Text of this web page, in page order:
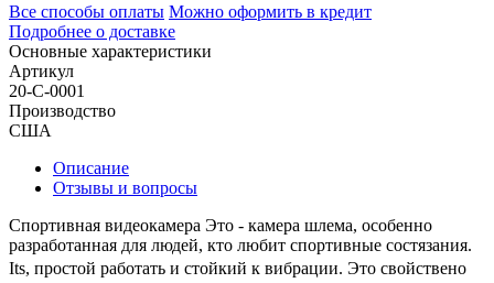
Все способы оплаты Можно оформить в кредит
Подробнее о доставке
Основные характеристики
Артикул
20-С-0001
Производство
США
Описание
Отзывы и вопросы
Спортивная видеокамера Это - камера шлема, особенно
разработанная для людей, кто любит спортивные состязания.
Its, простой работать и стойкий к вибрации. Это свойствено